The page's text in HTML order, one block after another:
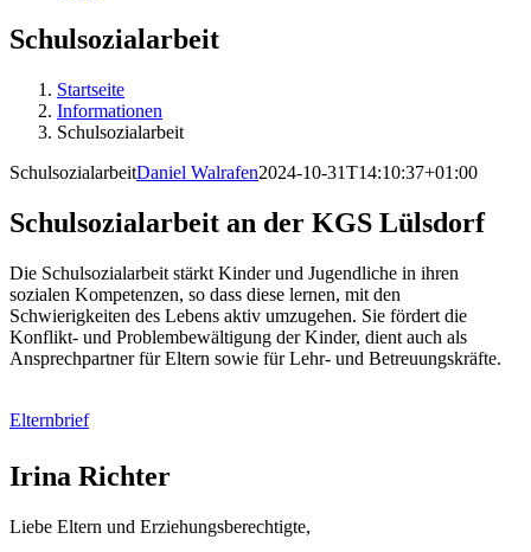
Schulsozialarbeit
Startseite
Informationen
Schulsozialarbeit
SchulsozialarbeitDaniel Walrafen2024-10-31T14:10:37+01:00
Schulsozialarbeit an der KGS Lülsdorf
Die Schulsozialarbeit stärkt Kinder und Jugendliche in ihren
sozialen Kompetenzen, so dass diese lernen, mit den
Schwierigkeiten des Lebens aktiv umzugehen. Sie fördert die
Konflikt- und Problembewältigung der Kinder, dient auch als
Ansprechpartner für Eltern sowie für Lehr- und Betreuungskräfte.
Elternbrief
Irina Richter
Liebe Eltern und Erziehungsberechtigte,